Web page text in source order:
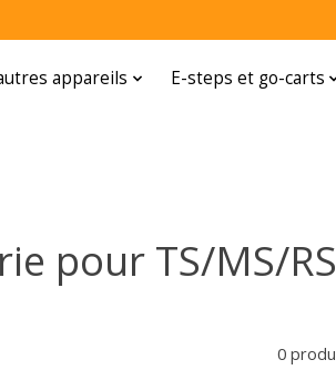
appareils E-steps et go-carts
pour TS/MS/
0